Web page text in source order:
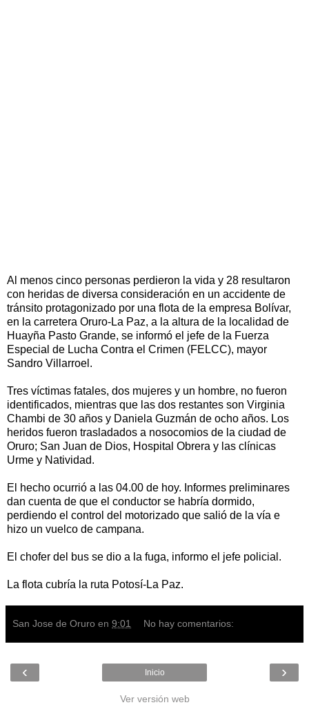
Al menos cinco personas perdieron la vida y 28 resultaron
con heridas de diversa consideración en un accidente de
tránsito protagonizado por una flota de la empresa Bolívar,
en la carretera Oruro-La Paz, a la altura de la localidad de
Huayña Pasto Grande, se informó el jefe de la Fuerza
Especial de Lucha Contra el Crimen (FELCC), mayor
Sandro Villarroel.
Tres víctimas fatales, dos mujeres y un hombre, no fueron
identificados, mientras que las dos restantes son Virginia
Chambi de 30 años y Daniela Guzmán de ocho años. Los
heridos fueron trasladados a nosocomios de la ciudad de
Oruro; San Juan de Dios, Hospital Obrera y las clínicas
Urme y Natividad.
El hecho ocurrió a las 04.00 de hoy. Informes preliminares
dan cuenta de que el conductor se habría dormido,
perdiendo el control del motorizado que salió de la vía e
hizo un vuelco de campana.
El chofer del bus se dio a la fuga, informo el jefe policial.
La flota cubría la ruta Potosí-La Paz.
San Jose de Oruro en 9:01 No hay comentarios:
‹ ›
Inicio
Ver versión web